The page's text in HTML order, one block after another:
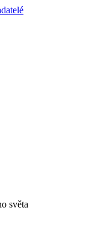
světa